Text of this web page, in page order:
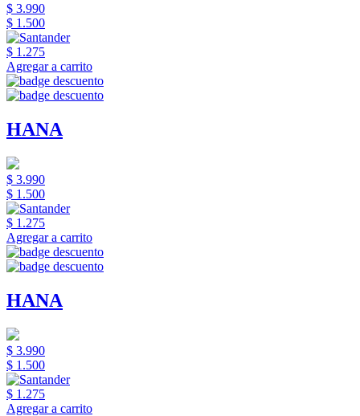
$ 3.990
$ 1.500
$ 1.275
Agregar a carrito
HANA
$ 3.990
$ 1.500
$ 1.275
Agregar a carrito
HANA
$ 3.990
$ 1.500
$ 1.275
Agregar a carrito